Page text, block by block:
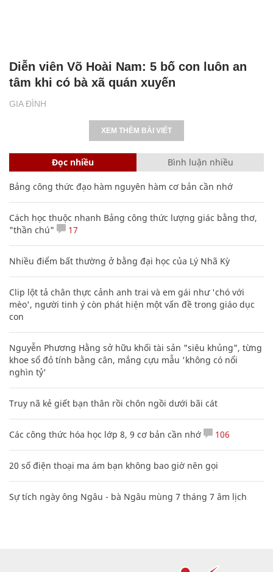
GIA ĐÌNH
Diễn viên Võ Hoài Nam: 5 bố con luôn an
tâm khi có bà xã quán xuyến
XEM THÊM BÀI VIẾT
Đọc nhiều Bình luận nhiều
Bảng công thức đạo hàm nguyên hàm cơ bản cần nhớ
Cách học thuộc nhanh Bảng công thức lượng giác bằng thơ,
"thần chú"
17
Nhiều điểm bất thường ở bằng đại học của Lý Nhã Kỳ
Clip lột tả chân thực cảnh anh trai và em gái như 'chó với
mèo', người tinh ý còn phát hiện một vấn đề trong giáo dục
con
Nguyễn Phương Hằng sở hữu khối tài sản "siêu khủng", từng
khoe sổ đỏ tính bằng cân, mắng cựu mẫu 'không có nổi
nghìn tỷ'
Truy nã kẻ giết bạn thân rồi chôn ngồi dưới bãi cát
Các công thức hóa học lớp 8, 9 cơ bản cần nhớ 106
20 số điện thoại ma ám bạn không bao giờ nên gọi
Sự tích ngày ông Ngâu - bà Ngâu mùng 7 tháng 7 âm lịch